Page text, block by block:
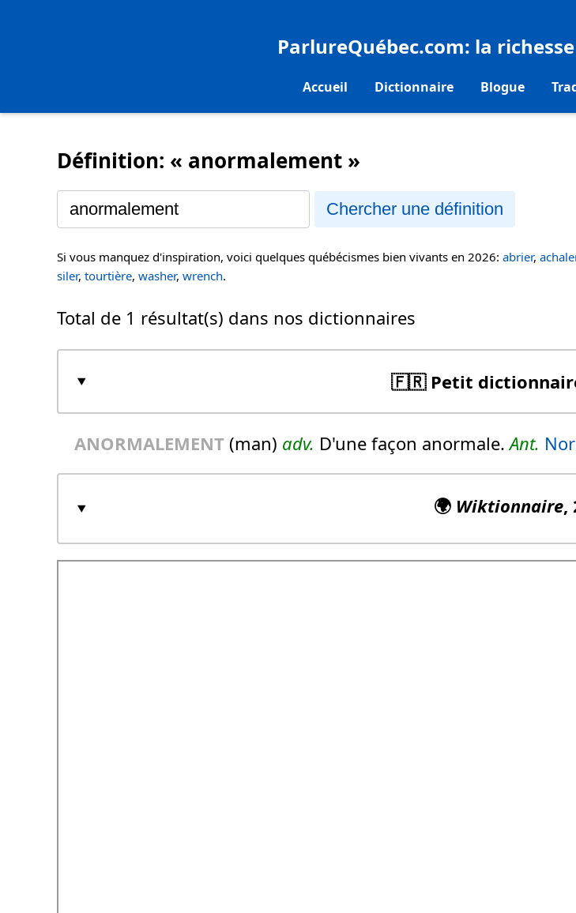
ParlureQuébec.com: la
Accueil Dictionnaire Blogue
Définition: « anormalement »
Chercher une définition
Si vous manquez d'inspiration, voici quelques québécismes bien vivants en 2026: abrier,
siler, tourtière, washer, wrench.
Total de 1 résultat(s) dans nos dictionnaires
🇫🇷 Petit
ANORMALEMENT (man) adv. D'une façon anormale.Ant.
🌍 Wiktionnaire,